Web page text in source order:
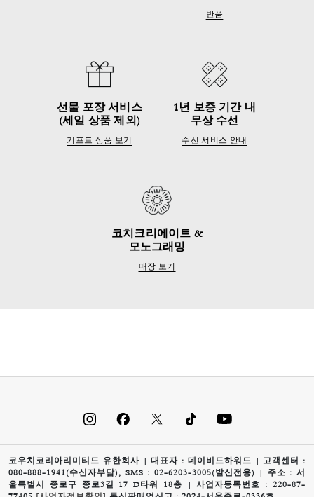
반품
선물 포장 서비스
(세일 상품 제외)
기프트 상품 보기
1년 보증 기간 내
무상 수선
수선 서비스 안내
코치크리에이트 &
모노그래밍
매장 보기
코우치코리아리미티드 유한회사 | 대표자 : 데이비드하워드 | 고객센터 :
080-888-1941(수신자부담), SMS : 02-6203-3005(발신전용) | 주소 : 서
울특별시 종로구 종로3길 17 D타워 18층 | 사업자등록번호 : 220-87-